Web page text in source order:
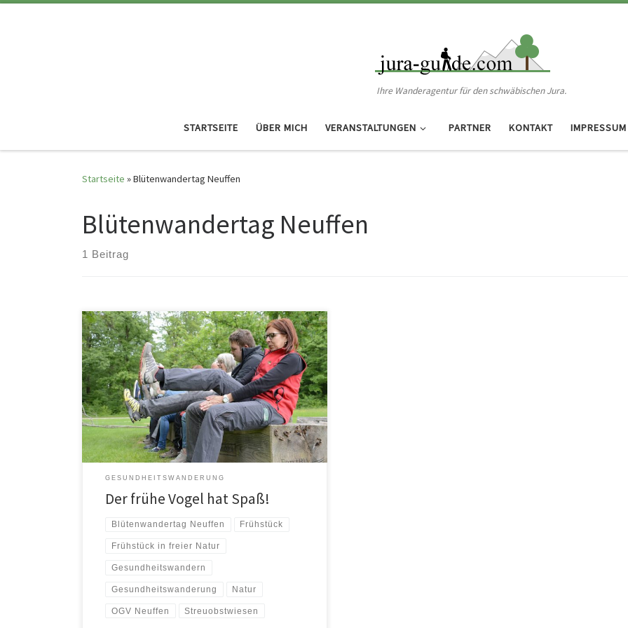
Ihre Wanderagentur für den schwäbischen Jura.
STARTSEITE ÜBER MICH VERANSTALTUNGEN PARTNER KONTAKT
Startseite »Blütenwandertag Neuffen
Blütenwandertag Neuffen
1 Beitrag
Ausgeschlafen und dann auf einer wunderschönen
Runde, durch die heimischen Streuobstwiesen
wandern. Den Kreislauf so richtig in Schwung bringen.
Tief […]
GESUNDHEITSWANDERUNG
Der frühe Vogel hat Spaß!
Blütenwandertag Neuffen Frühstück
Frühstück in freier Natur
Gesundheitswandern
Gesundheitswanderung Natur
OGV Neuffen Streuobstwiesen